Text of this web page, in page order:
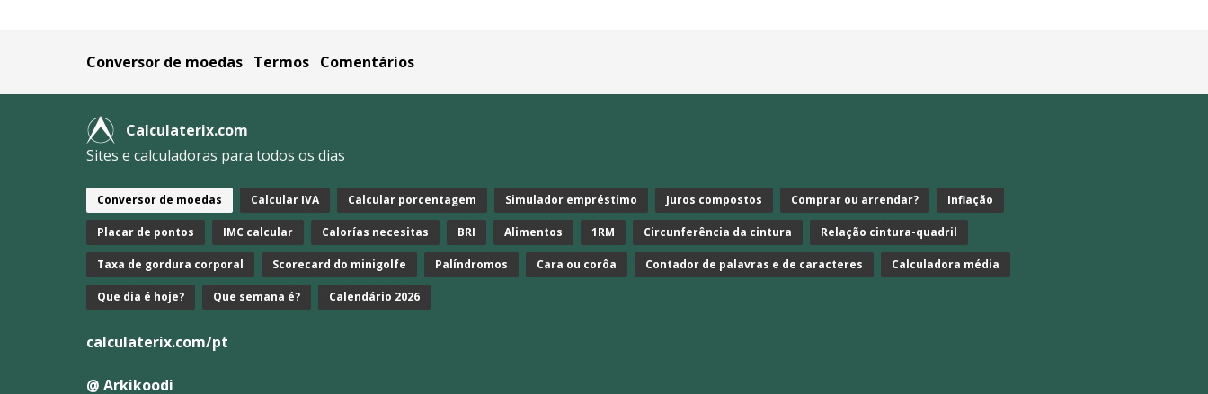
Conversor de moedas Termos Comentários
Calculaterix.com
Sites e calculadoras para todos os dias
Conversor de moedas Calcular IVA Calcular porcentagem Simulador empréstimo Juros compostos Comprar ou arrendar? Inflação
Placar de pontos IMC calcular Calorías necesitas BRI Alimentos 1RM Circunferência da cintura Relação cintura-quadril
Taxa de gordura corporal Scorecard do minigolfe Palíndromos Cara ou corôa Contador de palavras e de caracteres Calculadora média
Que dia é hoje? Que semana é? Calendário 2026
calculaterix.com/pt
@ Arkikoodi